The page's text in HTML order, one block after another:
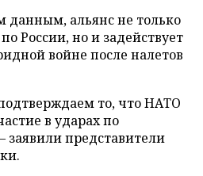
данным, альянс не только
России, но и задействует
войне после налетов
то, что НАТО
в ударах по
заявили представители